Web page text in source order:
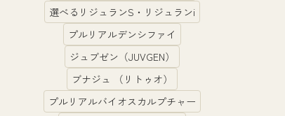
選べるリジュランS・リジュランi
プルリアルデンシファイ
ジュブゼン（JUVGEN）
ブナジュ （リトゥオ）
プルリアルバイオスカルプチャー